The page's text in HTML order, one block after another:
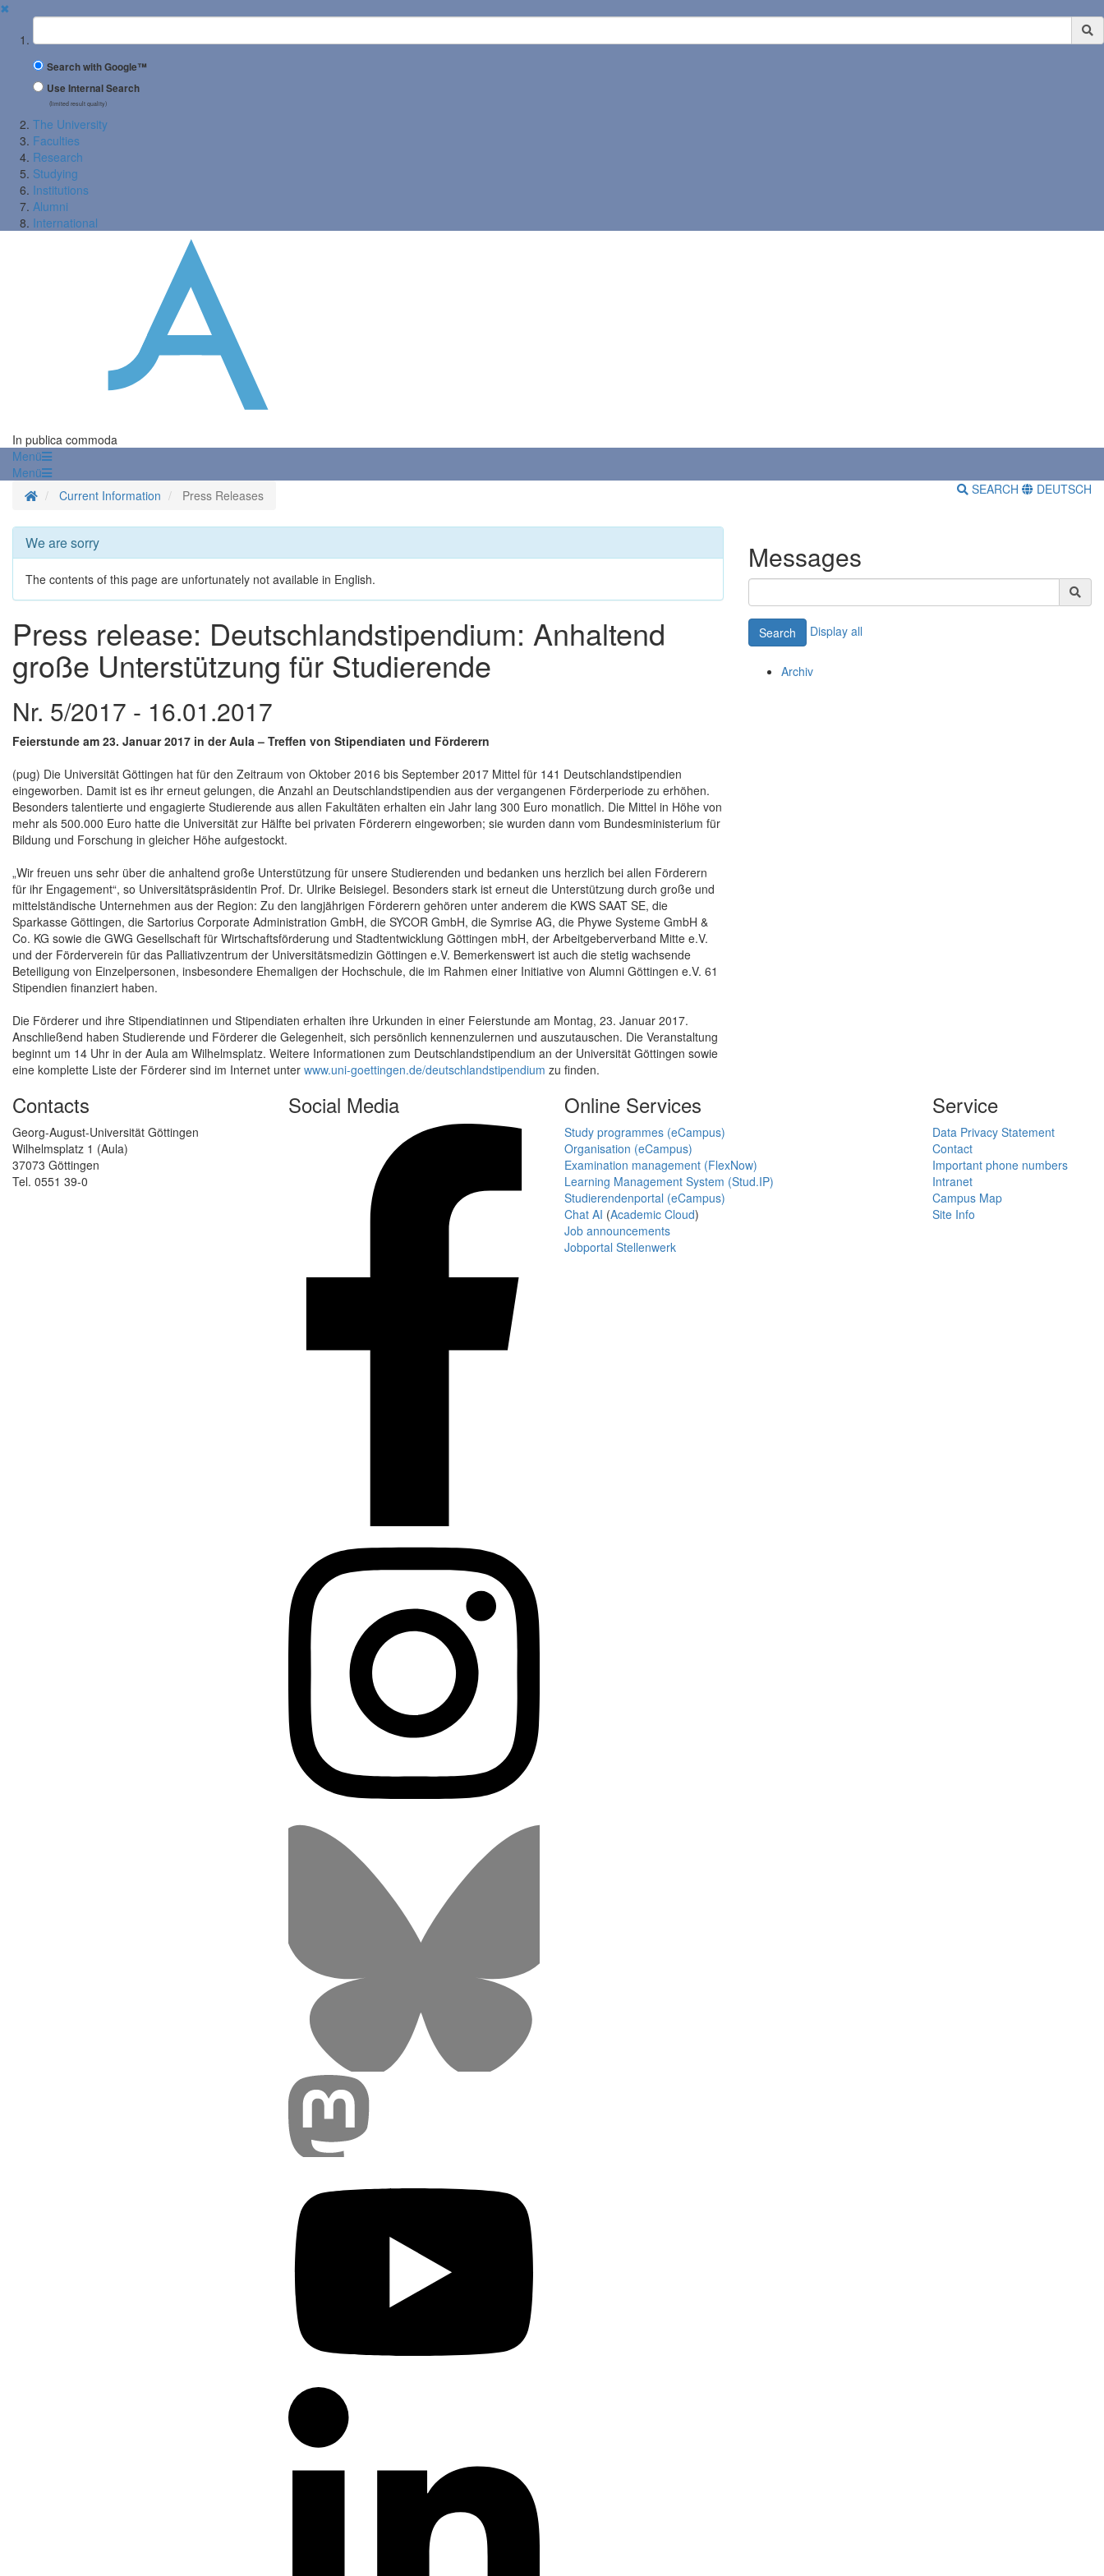
✖
Suchbegriff
Search with Google™
Use Internal Search
(limited result quality)
The University
Faculties
Research
Studying
Institutions
Alumni
International
In publica commoda
Menü
Menü
Homepage
Current Information Press Releases SEARCH DEUTSCH
We are sorry
The contents of this page are unfortunately not available in English.
Press release: Deutschlandstipendium: Anhaltend
große Unterstützung für Studierende
Nr. 5/2017 - 16.01.2017
Feierstunde am 23. Januar 2017 in der Aula – Treffen von Stipendiaten und Förderern
(pug) Die Universität Göttingen hat für den Zeitraum von Oktober 2016 bis September 2017 Mittel für 141 Deutschlandstipendien
eingeworben. Damit ist es ihr erneut gelungen, die Anzahl an Deutschlandstipendien aus der vergangenen Förderperiode zu erhöhen.
Besonders talentierte und engagierte Studierende aus allen Fakultäten erhalten ein Jahr lang 300 Euro monatlich. Die Mittel in Höhe von
mehr als 500.000 Euro hatte die Universität zur Hälfte bei privaten Förderern eingeworben; sie wurden dann vom Bundesministerium für
Bildung und Forschung in gleicher Höhe aufgestockt.
„Wir freuen uns sehr über die anhaltend große Unterstützung für unsere Studierenden und bedanken uns herzlich bei allen Förderern
für ihr Engagement“, so Universitätspräsidentin Prof. Dr. Ulrike Beisiegel. Besonders stark ist erneut die Unterstützung durch große und
mittelständische Unternehmen aus der Region: Zu den langjährigen Förderern gehören unter anderem die KWS SAAT SE, die
Sparkasse Göttingen, die Sartorius Corporate Administration GmbH, die SYCOR GmbH, die Symrise AG, die Phywe Systeme GmbH &
Co. KG sowie die GWG Gesellschaft für Wirtschaftsförderung und Stadtentwicklung Göttingen mbH, der Arbeitgeberverband Mitte e.V.
und der Förderverein für das Palliativzentrum der Universitätsmedizin Göttingen e.V. Bemerkenswert ist auch die stetig wachsende
Beteiligung von Einzelpersonen, insbesondere Ehemaligen der Hochschule, die im Rahmen einer Initiative von Alumni Göttingen e.V. 61
Stipendien finanziert haben.
Die Förderer und ihre Stipendiatinnen und Stipendiaten erhalten ihre Urkunden in einer Feierstunde am Montag, 23. Januar 2017.
Anschließend haben Studierende und Förderer die Gelegenheit, sich persönlich kennenzulernen und auszutauschen. Die Veranstaltung
beginnt um 14 Uhr in der Aula am Wilhelmsplatz. Weitere Informationen zum Deutschlandstipendium an der Universität Göttingen sowie
eine komplette Liste der Förderer sind im Internet unter www.uni-goettingen.de/deutschlandstipendium zu finden.
Messages
Search Display all
Archiv
Contacts
Georg-August-Universität Göttingen
Wilhelmsplatz 1 (Aula)
37073 Göttingen
Tel. 0551 39-0
Social Media Online Services
Study programmes (eCampus)
Organisation (eCampus)
Examination management (FlexNow)
Learning Management System (Stud.IP)
Studierendenportal (eCampus)
Chat AI (Academic Cloud)
Job announcements
Jobportal Stellenwerk
Service
Data Privacy Statement
Contact
Important phone numbers
Intranet
Campus Map
Site Info